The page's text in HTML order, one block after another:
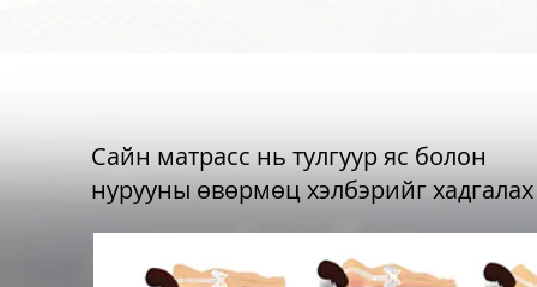
Сайн матрасс нь тулгуур яс болон
нурууны ѳвѳрмѳцхэлбэрийг